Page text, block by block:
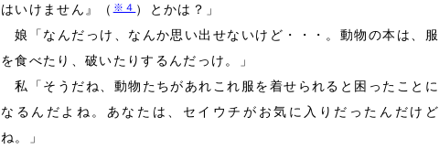
はいけません』（※４ ）とかは？」
娘「なんだっけ、なんか思い出せないけど・・・。動物の本は、服
を食べたり、破いたりするんだっけ。」
私「そうだね、動物たちがあれこれ服を着せられると困ったことに
なるんだよね。あなたは、セイウチがお気に入りだったんだけど
ね。」